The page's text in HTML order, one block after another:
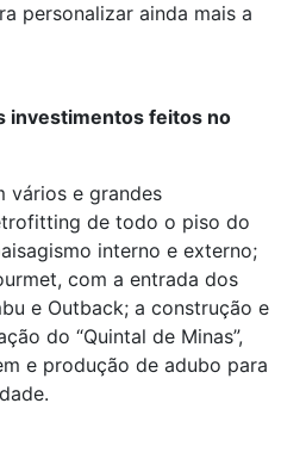
personalizar ainda mais a
investimentos feitos no
vários e grandes
de todo o piso do
interno e externo;
com a entrada dos
e Outback; a construção e
do “Quintal de Minas”,
e produção de adubo para